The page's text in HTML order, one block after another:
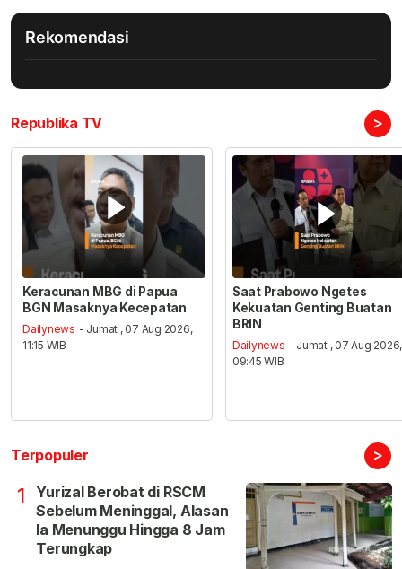
Rekomendasi
Republika TV >
Keracunan MBG di Papua
BGN Masaknya Kecepatan
Dailynews - Jumat , 07 Aug 2026,
11:15 WIB
Saat Prabowo Ngetes
Kekuatan Genting Buatan
BRIN
Dailynews - Jumat , 07 Aug 2026,
09:45 WIB
Terpopuler >
1
Yurizal Berobat di RSCM
Sebelum Meninggal, Alasan
Ia Menunggu Hingga 8 Jam
Terungkap